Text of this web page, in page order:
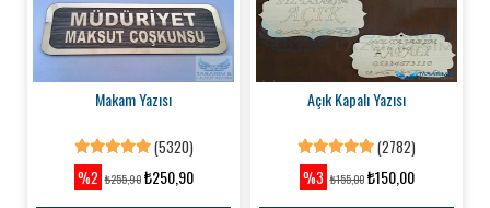
Makam Yazısı
(5320)
%2 ₺255,90₺250,90
Açık Kapalı Yazısı
(2782)
%3 ₺155,00₺150,00